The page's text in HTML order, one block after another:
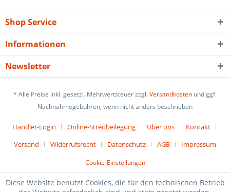
Shop Service
Informationen
Newsletter
* Alle Preise inkl. gesetzl. Mehrwertsteuer zzgl.Versandkosten und ggf.
Nachnahmegebühren, wenn nicht anders beschrieben
Händler-Login Online-Streitbeilegung Über uns
Kontakt
Versand
Widerrufsrecht Datenschutz AGB Impressum
Cookie-Einstellungen
Diese Website benutzt Cookies, die für den technischen Betrieb